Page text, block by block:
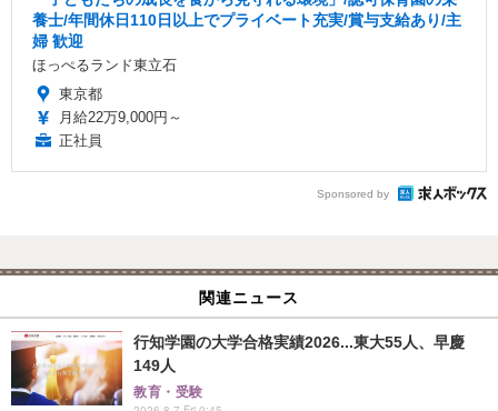
養士/年間休日110日以上でプライベート充実/賞与支給あり/主
婦 歓迎
ほっぺるランド東立石
東京都
月給22万9,000円～
正社員
Sponsored by
関連ニュース
行知学園の大学合格実績2026...東大55人、早慶
149人
教育・受験